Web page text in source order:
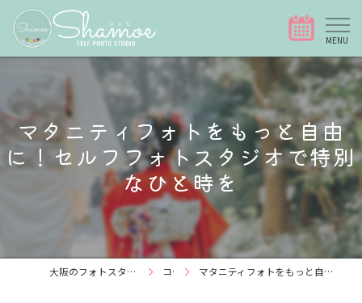
マタニティフォトをもっと自由
に！セルフフォトスタジオで特別
なひと時を
大阪のフォトスタジオなら写真スタジオShamoe コラム マタニティフォトをもっと自由に！セルフフォトスタジオで特別なひと時を